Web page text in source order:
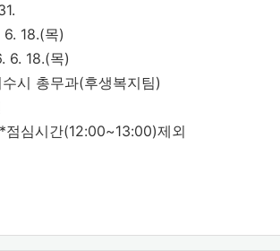
18.(목)
6. 18.(목)
시 총무과(후생복지팀)
심시간(12:00~13:00)제외